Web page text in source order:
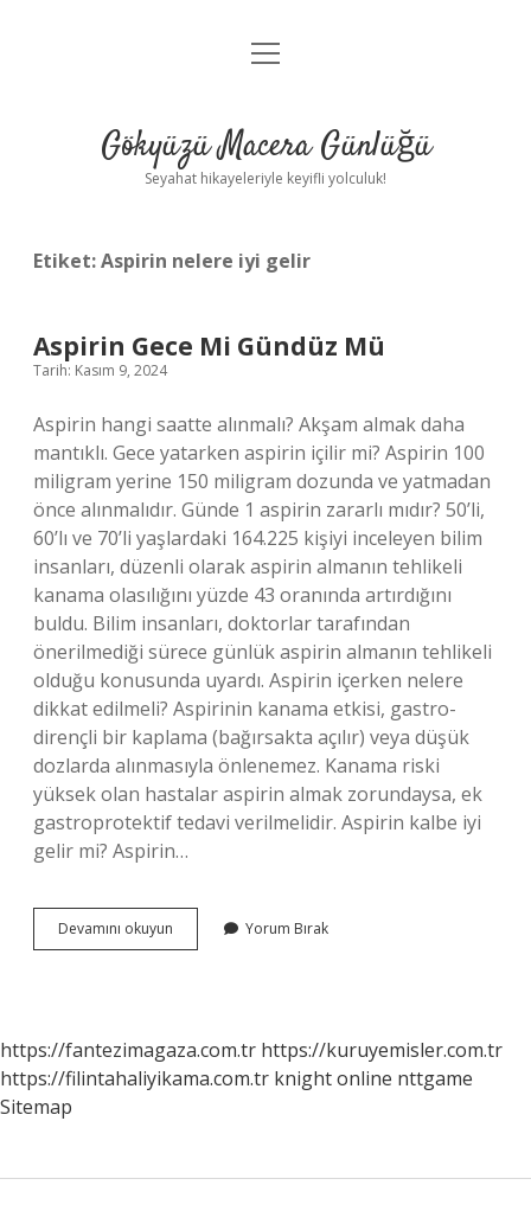
Anasayfa
Yasal Uyarı
menüyü
Gökyüzü Macera Günlüğü
Seyahat hikayeleriyle keyifli yolculuk!
Etiket:Aspirin nelere iyi gelir
Aspirin Gece Mi Gündüz Mü
Tarih: Kasım 9, 2024
Aspirin hangi saatte alınmalı? Akşam almak daha
mantıklı. Gece yatarken aspirin içilir mi? Aspirin 100
miligram yerine 150 miligram dozunda ve yatmadan
önce alınmalıdır. Günde 1 aspirin zararlı mıdır? 50’li,
60’lı ve 70’li yaşlardaki 164.225 kişiyi inceleyen bilim
insanları, düzenli olarak aspirin almanın tehlikeli
kanama olasılığını yüzde 43 oranında artırdığını
buldu. Bilim insanları, doktorlar tarafından
önerilmediği sürece günlük aspirin almanın tehlikeli
olduğu konusunda uyardı. Aspirin içerken nelere
dikkat edilmeli? Aspirinin kanama etkisi, gastro-
dirençli bir kaplama (bağırsakta açılır) veya düşük
dozlarda alınmasıyla önlenemez. Kanama riski
yüksek olan hastalar aspirin almak zorundaysa, ek
gastroprotektif tedavi verilmelidir. Aspirin kalbe iyi
gelir mi? Aspirin…
Devamını okuyun
Gece
Yorum Bırak
https://fantezimagaza.com.tr https://kuruyemisler.com.tr
https://filintahaliyikama.com.tr knight online nttgame
Sitemap